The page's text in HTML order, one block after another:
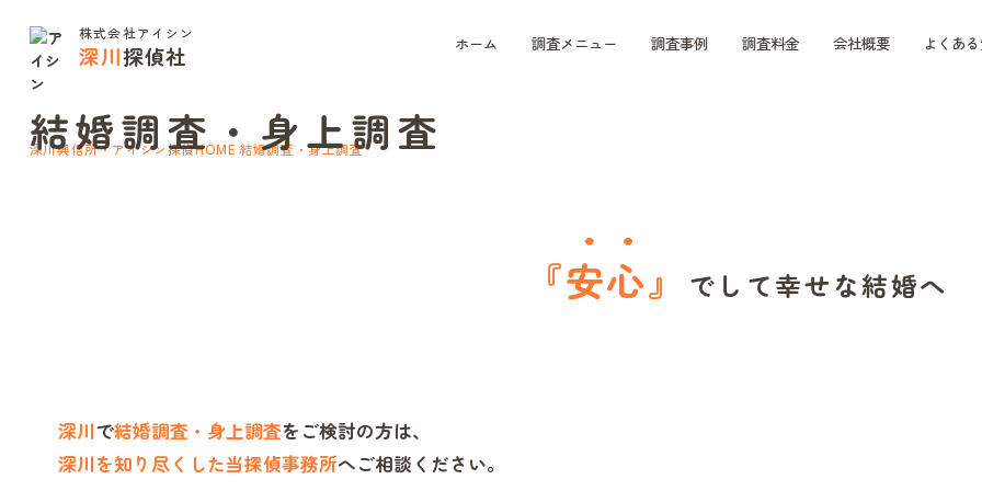
株式会社アイシン
深川探偵社 ホーム 調査メニュー 調査事例 調査料金 会社概要 よくあ
Marriage / Background check
結婚調査・身上調査
深川興信所・アイシン探偵HOME 結婚調査・身上調査
『安心』 で して幸せな結婚へ
深川で結婚調査・身上調査をご検討の方は、
深川を知り尽くした当探偵事務所へご相談ください。